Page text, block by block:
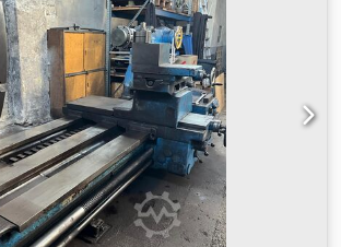
máquina: 11,5 t Dimensiones
máquina (largo x ancho x alto): 7,5 x 1,5
lunetas y varios puntas. Dsdpou Ix Arofx